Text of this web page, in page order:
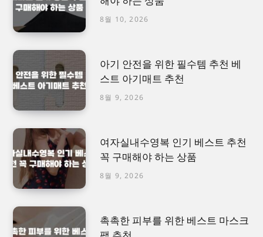
8월 10, 2026
아기 안전을 위한 필수템 추천 베
스트 아기매트 추천
8월 9, 2026
여자실내수영복 인기 베스트 추천
꼭 구매해야 하는 상품
8월 9, 2026
촉촉한 피부를 위한 베스트 마스크